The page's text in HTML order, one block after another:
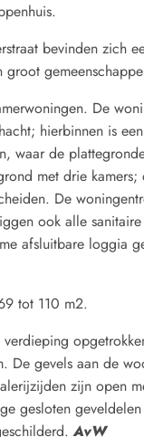
bevinden zich
De
hierbinnen is
waar de
met drie kamers;
De
ook alle
afsluitbare loggia
tot 110 m2.
De gevels aan de
zijn open
gesloten
AvW